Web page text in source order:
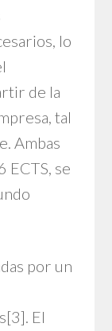
lo
de la
tal
Ambas
ECTS, se
por un
[3] . El